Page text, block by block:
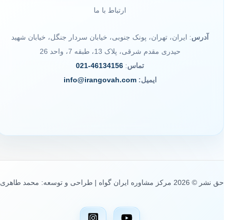
ارتباط با ما
آدرس: ایران، تهران، پونک جنوبی، خیابان سردار جنگل، خیابان شهید
حیدری مقدم شرقی، پلاک 13، طبقه 7، واحد 26
تماس:
46134156-021
ایمیل: info@irangovah.com
حق نشر © 2026 مرکز مشاوره ایران گواه | طراحی و توسعه: محمد طاهری